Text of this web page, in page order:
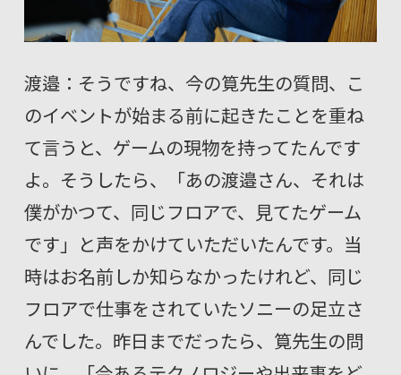
渡邉：そうですね、今の筧先生の質問、こ
のイベントが始まる前に起きたことを重ね
て言うと、ゲームの現物を持ってたんです
よ。そうしたら、「あの渡邉さん、それは
僕がかつて、同じフロアで、見てたゲーム
です」と声をかけていただいたんです。当
時はお名前しか知らなかったけれど、同じ
フロアで仕事をされていたソニーの足立さ
んでした。昨日までだったら、筧先生の問